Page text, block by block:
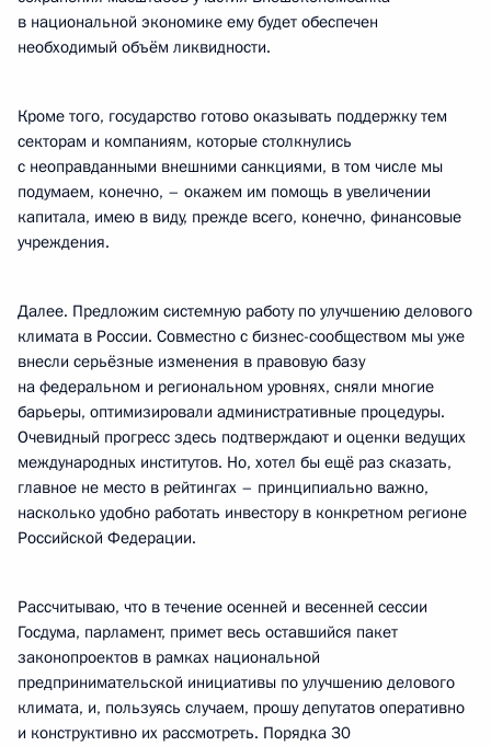
в национальной экономике ему будет обеспечен
необходимый объём ликвидности.
Кроме того, государство готово оказывать поддержку тем
секторам и компаниям, которые столкнулись
с неоправданными внешними санкциями, в том числе мы
подумаем, конечно, – окажем им помощь в увеличении
капитала, имею в виду, прежде всего, конечно, финансовые
учреждения.
Далее. Предложим системную работу по улучшению делового
климата в России. Совместно с бизнес-сообществом мы уже
внесли серьёзные изменения в правовую базу
на федеральном и региональном уровнях, сняли многие
барьеры, оптимизировали административные процедуры.
Очевидный прогресс здесь подтверждают и оценки ведущих
международных институтов. Но, хотел бы ещё раз сказать,
главное не место в рейтингах – принципиально важно,
насколько удобно работать инвестору в конкретном регионе
Российской Федерации.
Рассчитываю, что в течение осенней и весенней сессии
Госдума, парламент, примет весь оставшийся пакет
законопроектов в рамках национальной
предпринимательской инициативы по улучшению делового
климата, и, пользуясь случаем, прошу депутатов оперативно
и конструктивно их рассмотреть. Порядка 30